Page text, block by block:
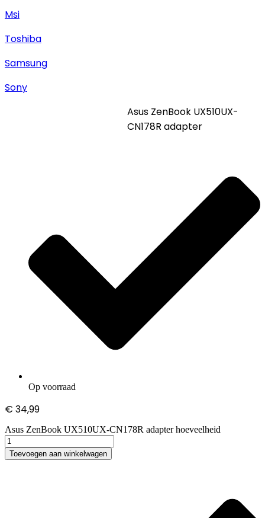
Msi
Toshiba
Samsung
Sony
Asus ZenBook UX510UX-
CN178R adapter
Op voorraad
€ 34,99
Asus ZenBook UX510UX-CN178R adapter hoeveelheid
Toevoegen aan winkelwagen